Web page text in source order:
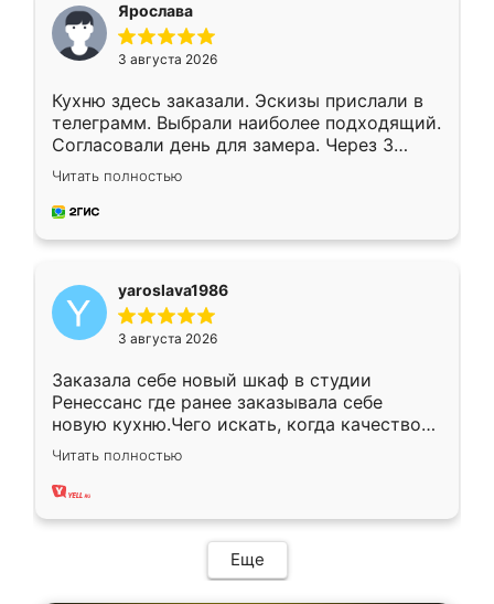
Ярослава
3 августа 2026
Кухню здесь заказали. Эскизы прислали в
телеграмм. Выбрали наиболее подходящий.
Согласовали день для замера. Через 3
недели кухня была уже готова. Остались
довольны работой. Спасибо Ренессанс
мебель за качественную работу!
Читать полностью
yaroslava1986
3 августа 2026
Заказала себе новый шкаф в студии
Ренессанс где ранее заказывала себе
новую кухню.Чего искать, когда качеством
вполне довольна. Служит кухня уже почти
два года, нареканий нет.
Читать полностью
Еще